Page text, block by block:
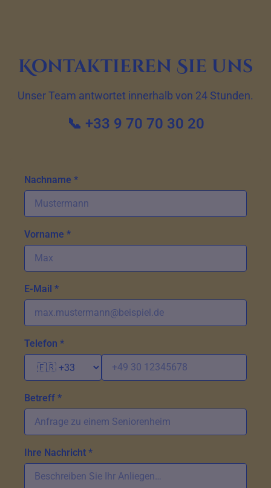
Kontaktieren Sie uns
Unser Team antwortet innerhalb von 24 Stunden.
📞 +33 9 70 70 30 20
Nachname *
Vorname *
E-Mail *
Telefon *
Betreff *
Ihre Nachricht *